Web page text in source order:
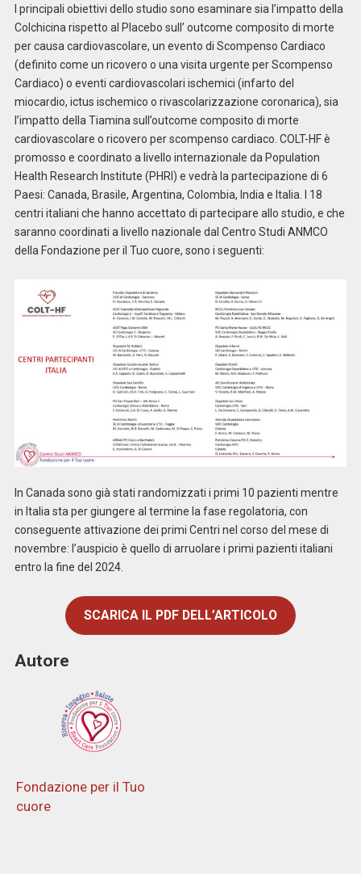
I principali obiettivi dello studio sono esaminare sia l’impatto della
Colchicina rispetto al Placebo sull’ outcome composito di morte
per causa cardiovascolare, un evento di Scompenso Cardiaco
(definito come un ricovero o una visita urgente per Scompenso
Cardiaco) o eventi cardiovascolari ischemici (infarto del
miocardio, ictus ischemico o rivascolarizzazione coronarica), sia
l’impatto della Tiamina sull’outcome composito di morte
cardiovascolare o ricovero per scompenso cardiaco. COLT-HF è
promosso e coordinato a livello internazionale da Population
Health Research Institute (PHRI) e vedrà la partecipazione di 6
Paesi: Canada, Brasile, Argentina, Colombia, India e Italia. I 18
centri italiani che hanno accettato di partecipare allo studio, e che
saranno coordinati a livello nazionale dal Centro Studi ANMCO
della Fondazione per il Tuo cuore, sono i seguenti:
In Canada sono già stati randomizzati i primi 10 pazienti mentre
in Italia sta per giungere al termine la fase regolatoria, con
conseguente attivazione dei primi Centri nel corso del mese di
novembre: l’auspicio è quello di arruolare i primi pazienti italiani
entro la fine del 2024.
SCARICA IL PDF DELL’ARTICOLO
Autore
Fondazione per il Tuo
cuore